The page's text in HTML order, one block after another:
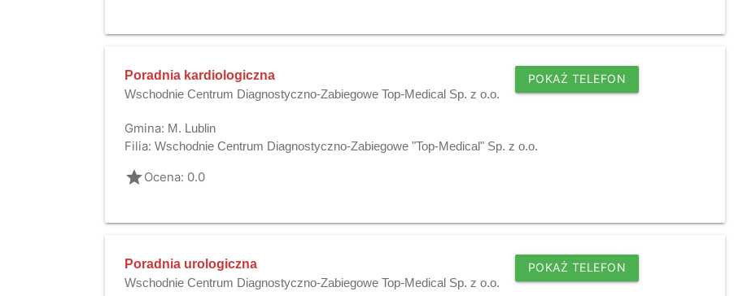
Poradnia kardiologiczna
Wschodnie Centrum Diagnostyczno-Zabiegowe Top-Medical Sp. z o.o.
POKAŻ TELEFON
Gmina: M. Lublin
Filia: Wschodnie Centrum Diagnostyczno-Zabiegowe "Top-Medical" Sp. z o.o.
gradeOcena: 0.0
Poradnia urologiczna
Wschodnie Centrum Diagnostyczno-Zabiegowe Top-Medical Sp. z o.o.
POKAŻ TELEFON